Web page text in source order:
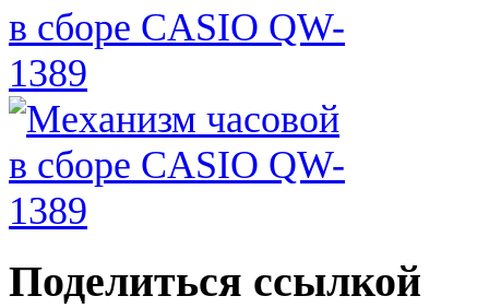
Поделиться ссылкой